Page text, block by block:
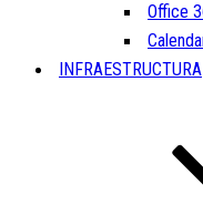
Office
INFRAESTRUCTURA